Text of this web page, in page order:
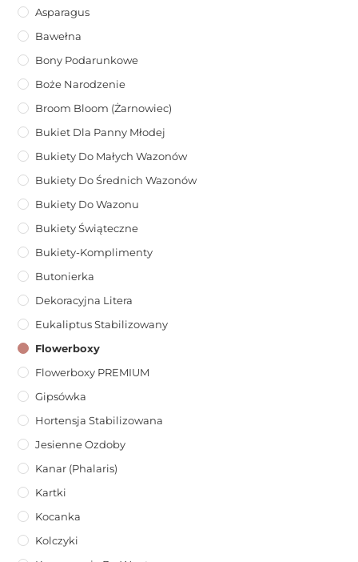
Asparagus
Bawełna
Bony Podarunkowe
Boże Narodzenie
Broom Bloom (żarnowiec)
Bukiet Dla Panny Młodej
Bukiety Do Małych Wazonów
Bukiety Do Średnich Wazonów
Bukiety Do Wazonu
Bukiety Świąteczne
Bukiety-Komplimenty
Butonierka
Dekoracyjna Litera
Eukaliptus Stabilizowany
Flowerboxy
Flowerboxy PREMIUM
Gipsówka
Hortensja Stabilizowana
Jesienne Ozdoby
Kanar (phalaris)
Kartki
Kocanka
Kolczyki